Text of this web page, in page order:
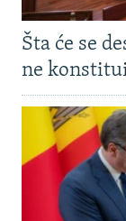
Šta će se
ne